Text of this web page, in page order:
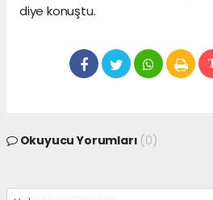
diye konuştu.
Okuyucu Yorumları (0)